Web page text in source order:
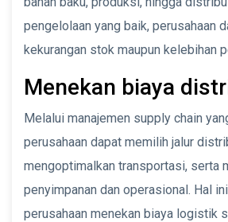
pengelolaan yang baik, perusahaan
kekurangan stok maupun kelebihan
Menekan biaya
Melalui manajemen supply chain
perusahaan dapat memilih jalur
mengoptimalkan transportasi, serta
penyimpanan dan operasional. Hal
perusahaan menekan biaya logistik